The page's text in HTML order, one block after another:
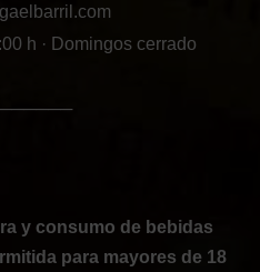
h · Domingos cerrado
y consumo de bebidas
para mayores de 18